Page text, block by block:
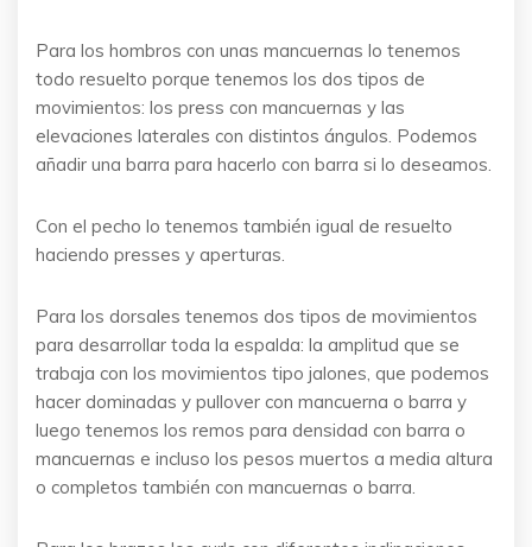
Para los hombros con unas mancuernas lo tenemos
todo resuelto porque tenemos los dos tipos de
movimientos: los press con mancuernas y las
elevaciones laterales con distintos ángulos. Podemos
añadir una barra para hacerlo con barra si lo deseamos.
Con el pecho lo tenemos también igual de resuelto
haciendo presses y aperturas.
Para los dorsales tenemos dos tipos de movimientos
para desarrollar toda la espalda: la amplitud que se
trabaja con los movimientos tipo jalones, que podemos
hacer dominadas y pullover con mancuerna o barra y
luego tenemos los remos para densidad con barra o
mancuernas e incluso los pesos muertos a media altura
o completos también con mancuernas o barra.